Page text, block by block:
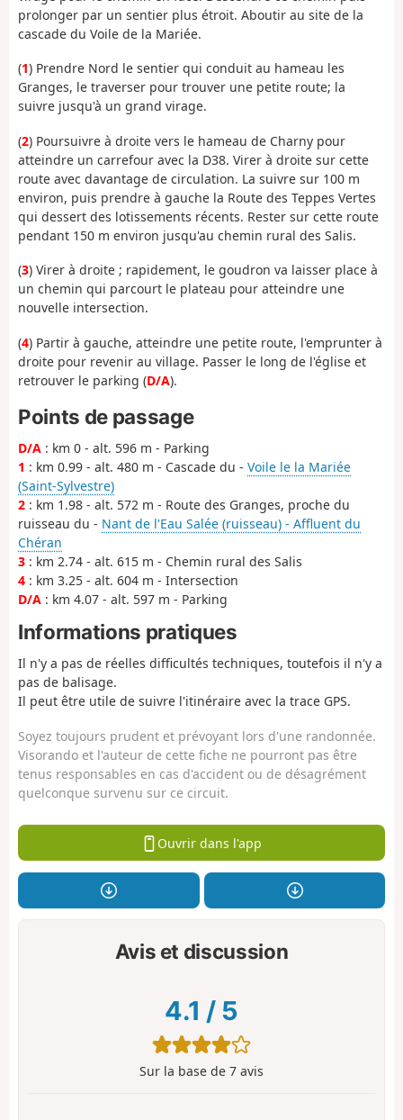
prolonger par un sentier plus étroit. Aboutir au site de la
cascade du Voile de la Mariée.
(1) Prendre Nord le sentier qui conduit au hameau les
Granges, le traverser pour trouver une petite route; la
suivre jusqu'à un grand virage.
(2) Poursuivre à droite vers le hameau de Charny pour
atteindre un carrefour avec la D38. Virer à droite sur cette
route avec davantage de circulation. La suivre sur 100 m
environ, puis prendre à gauche la Route des Teppes Vertes
qui dessert des lotissements récents. Rester sur cette route
pendant 150 m environ jusqu'au chemin rural des Salis.
(3) Virer à droite ; rapidement, le goudron va laisser place à
un chemin qui parcourt le plateau pour atteindre une
nouvelle intersection.
(4) Partir à gauche, atteindre une petite route, l'emprunter à
droite pour revenir au village. Passer le long de l'église et
retrouver le parking (D/A).
Points de passage
D/A : km 0 - alt. 596 m - Parking
1 : km 0.99 - alt. 480 m - Cascade du - Voile le la Mariée
(Saint-Sylvestre)
2 : km 1.98 - alt. 572 m - Route des Granges, proche du
ruisseau du - Nant de l'Eau Salée (ruisseau) - Affluent du
Chéran
3 : km 2.74 - alt. 615 m - Chemin rural des Salis
4 : km 3.25 - alt. 604 m - Intersection
D/A : km 4.07 - alt. 597 m - Parking
Informations pratiques
Il n'y a pas de réelles difficultés techniques, toutefois il n'y a
pas de balisage.
Il peut être utile de suivre l'itinéraire avec la trace GPS.
Soyez toujours prudent et prévoyant lors d'une randonnée.
Visorando et l'auteur de cette fiche ne pourront pas être
tenus responsables en cas d'accident ou de désagrément
quelconque survenu sur ce circuit.
Ouvrir dans l'app
Avis et discussion
4.1 / 5
Sur la base de 7 avis